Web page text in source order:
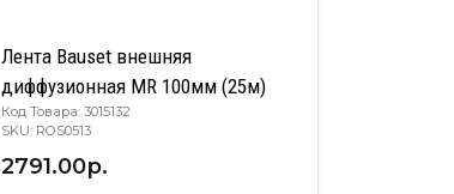
Лента Bauset внешняя
диффузионная MR 100мм (25м)
Код Товара: 3015132
SKU: ROS0513
2791.00р.